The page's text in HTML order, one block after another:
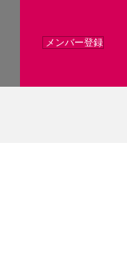
メンバー登録